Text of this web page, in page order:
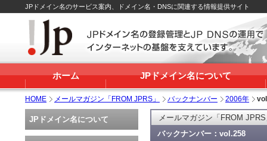
JPドメイン名のサービス案内、ドメイン名・DNSに関連する情報提供サイト
ホーム JPドメイン名について
HOME メールマガジン「FROM JPRS」 バックナンバー 2006年
メールマガジン「FROM
バックナンバー：vol.258
JPドメイン名について